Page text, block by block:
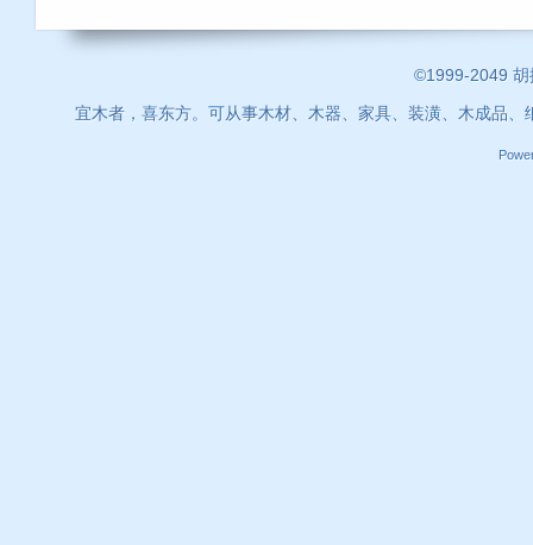
©1999-2049 胡
宜木者，喜东方。可从事木材、木器、家具、装潢、木成品